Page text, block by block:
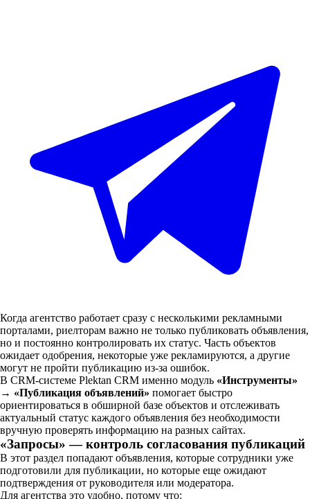
Когда агентство работает сразу с несколькими рекламными
порталами, риелторам важно не только публиковать объявления,
но и постоянно контролировать их статус. Часть объектов
ожидает одобрения, некоторые уже рекламируются, а другие
могут не пройти публикацию из-за ошибок.
В CRM-системе Plektan CRM именно модуль «Инструменты»
→ «Публикация объявлений» помогает быстро
ориентироваться в обширной базе объектов и отслеживать
актуальный статус каждого объявления без необходимости
вручную проверять информацию на разных сайтах.
«Запросы» — контроль согласования публикаций
В этот раздел попадают объявления, которые сотрудники уже
подготовили для публикации, но которые еще ожидают
подтверждения от руководителя или модератора.
Для агентства это удобно, потому что: